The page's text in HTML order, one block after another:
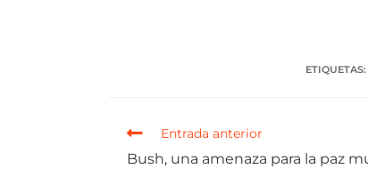
ETIQUETAS:
Entrada anterior
Bush, una amenaza para la paz